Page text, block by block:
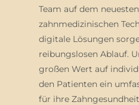
Team auf dem
zahnmedizinischen
digitale Lösungen
reibungslosen Ablauf.
großen Wert auf
den Patienten ein
für ihre